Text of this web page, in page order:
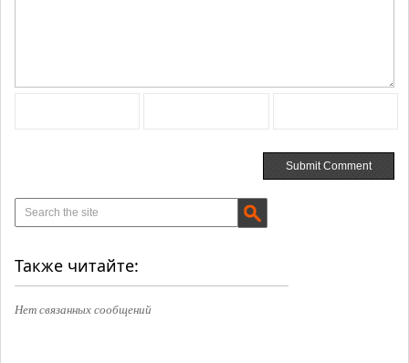
Также читайте:
Нет связанных сообщений